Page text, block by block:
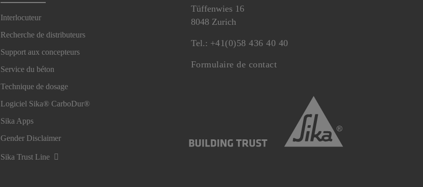
Interlocuteur
Recherche de distributeurs
Support aux concepteurs
Service du béton
Technique de dosage
Logiciel Sika® CarboDur®
Sika Apps
Gender Disclaimer
Sika Trust Line
Tüffenwies 16
8048 Zurich
Tel.: +41(0)58 436 40 40
Formulaire de contact